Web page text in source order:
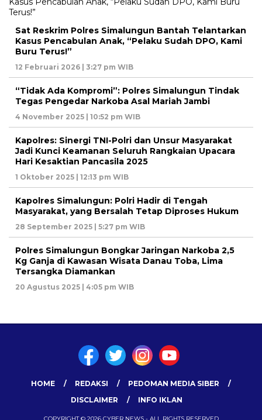
Sat Reskrim Polres Simalungun Bantah Telantarkan
Kasus Pencabulan Anak, “Pelaku Sudah DPO, Kami
Buru Terus!”
12 Februari 2026 | 3:27 pm WIB
“Tidak Ada Kompromi”: Polres Simalungun Tindak
Tegas Pengedar Narkoba Asal Mariah Jambi
4 November 2025 | 10:52 pm WIB
Kapolres: Sinergi TNI-Polri dan Unsur Masyarakat
Jadi Kunci Keamanan Seluruh Rangkaian Upacara
Hari Kesaktian Pancasila 2025
1 Oktober 2025 | 12:13 pm WIB
Kapolres Simalungun: Polri Hadir di Tengah
Masyarakat, yang Bersalah Tetap Diproses Hukum
28 September 2025 | 5:27 pm WIB
Polres Simalungun Bongkar Jaringan Narkoba 2,5
Kg Ganja di Kawasan Wisata Danau Toba, Lima
Tersangka Diamankan
20 Agustus 2025 | 4:05 pm WIB
HOME REDAKSI
PEDOMAN MEDIA SIBER
DISCLAIMER
INFO IKLAN